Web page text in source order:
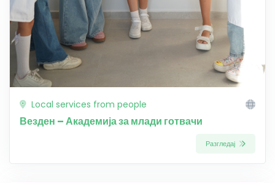
Local services from people
Везден – Академија за млади готвачи
Разгледај